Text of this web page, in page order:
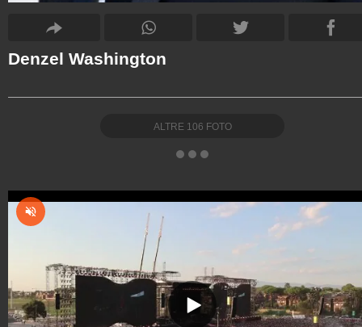
Denzel Washington
ALTRE 106 FOTO